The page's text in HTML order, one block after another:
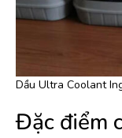
Dầu Ultra Coolant
Đặc điểm